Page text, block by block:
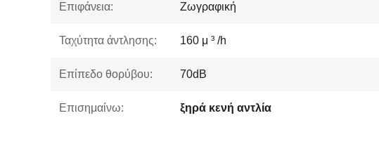
Επιφάνεια: Ζωγραφική
Ταχύτητα άντλησης: 160 μ ³ /h
Επίπεδο θορύβου: 70dB
Επισημαίνω: ξηρά κενή αντλία